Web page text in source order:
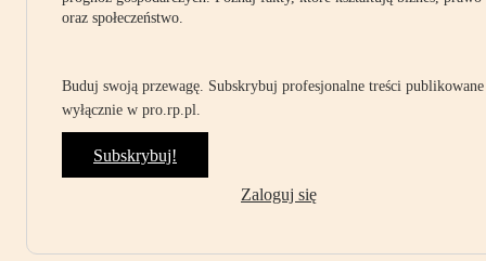
oraz społeczeństwo.
Buduj swoją przewagę. Subskrybuj profesjonalne treści publikowane
wyłącznie w pro.rp.pl.
Subskrybuj!
Zaloguj się